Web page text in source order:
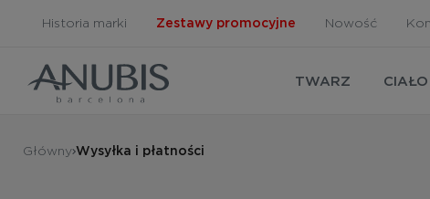
Historia marki Zestawy promocyjne Nowość
TWARZ CIAŁO
Główny Wysyłka i płatności